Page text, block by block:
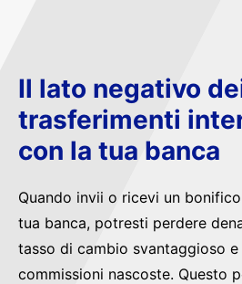
Il lato negativo
trasferimenti
con la tua banca
Quando invii o ricevi un
tua banca, potresti perdere
tasso di cambio svantaggioso
commissioni nascoste. Questo